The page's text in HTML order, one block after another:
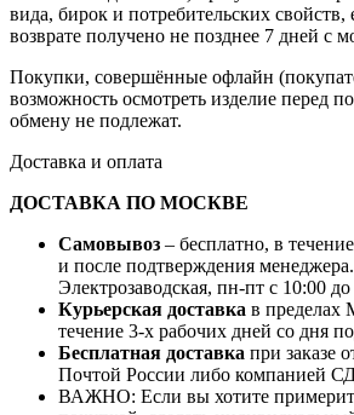
вида, бирок и потребительских
возврате получено не позднее 7 дней с
Покупки, совершённые офлайн
возможность осмотреть изделие перед
обмену не подлежат.
Доставка и оплата
ДОСТАВКА ПО МОСКВЕ
Самовывоз – бесплатно, в
и после подтверждения
Электрозаводская, пн-пт с 10:00
Курьерская доставка в
течение 3-х рабочих дней со дня
Бесплатная доставка при заказе
Почтой России либо компанией
ВАЖНО: Если вы хотите